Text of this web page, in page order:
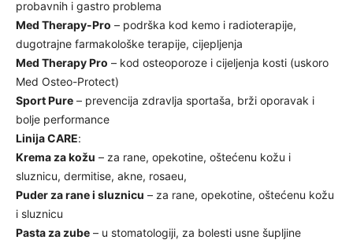
probavnih i gastro problema
Med Therapy-Pro – podrška kod kemo i radioterapije,
dugotrajne farmakološke terapije, cijepljenja
Med Therapy Pro – kod osteoporoze i cijeljenja kosti (uskoro
Med Osteo-Protect)
Sport Pure – prevencija zdravlja sportaša, brži oporavak i
bolje performance
Linija CARE:
Krema za kožu – za rane, opekotine, oštećenu kožu i
sluznicu, dermitise, akne, rosaeu,
Puder za rane i sluznicu – za rane, opekotine, oštećenu kožu
i sluznicu
Pasta za zube – u stomatologiji, za bolesti usne šupljine